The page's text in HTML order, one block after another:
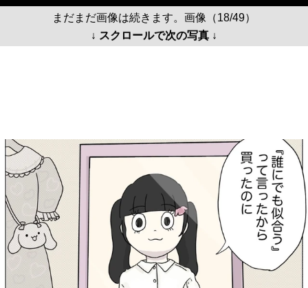
まだまだ画像は続きます。画像（18/49）
↓ スクロールで次の写真 ↓